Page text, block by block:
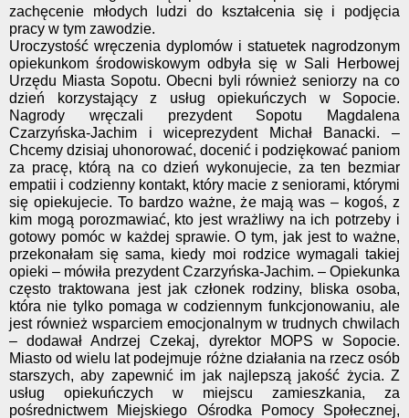
zachęcenie młodych ludzi do kształcenia się i podjęcia
pracy w tym zawodzie.
Uroczystość wręczenia dyplomów i statuetek nagrodzonym
opiekunkom środowiskowym odbyła się w Sali Herbowej
Urzędu Miasta Sopotu. Obecni byli również seniorzy na co
dzień korzystający z usług opiekuńczych w Sopocie.
Nagrody wręczali prezydent Sopotu Magdalena
Czarzyńska-Jachim i wiceprezydent Michał Banacki. –
Chcemy dzisiaj uhonorować, docenić i podziękować paniom
za pracę, którą na co dzień wykonujecie, za ten bezmiar
empatii i codzienny kontakt, który macie z seniorami, którymi
się opiekujecie. To bardzo ważne, że mają was – kogoś, z
kim mogą porozmawiać, kto jest wrażliwy na ich potrzeby i
gotowy pomóc w każdej sprawie. O tym, jak jest to ważne,
przekonałam się sama, kiedy moi rodzice wymagali takiej
opieki – mówiła prezydent Czarzyńska-Jachim. – Opiekunka
często traktowana jest jak członek rodziny, bliska osoba,
która nie tylko pomaga w codziennym funkcjonowaniu, ale
jest również wsparciem emocjonalnym w trudnych chwilach
– dodawał Andrzej Czekaj, dyrektor MOPS w Sopocie.
Miasto od wielu lat podejmuje różne działania na rzecz osób
starszych, aby zapewnić im jak najlepszą jakość życia. Z
usług opiekuńczych w miejscu zamieszkania, za
pośrednictwem Miejskiego Ośrodka Pomocy Społecznej,